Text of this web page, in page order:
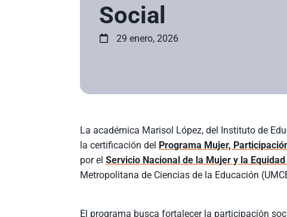
Social
29 enero, 2026
La académica Marisol López, del Instituto de
la certificación del Programa Mujer,
por elServicio Nacional de la Mujer y la Equidad
Metropolitana de Ciencias de la Educación
El programa busca fortalecer la participación